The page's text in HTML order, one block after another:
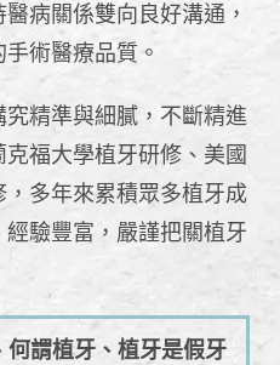
病關係雙向良好溝通，
術醫療品質。
精準與細膩，不斷精進
福大學植牙研修、美國
多年來累積眾多植牙成
驗豐富，嚴謹把關植牙
何謂植牙、植牙是假牙